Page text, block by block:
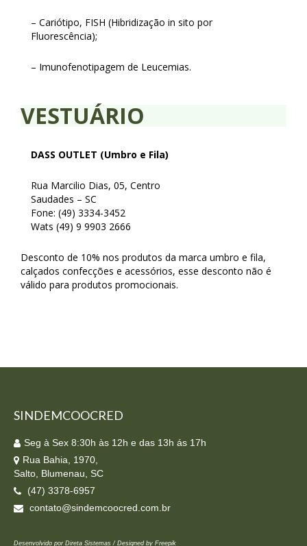
– Cariótipo, FISH (Hibridização in sito por
Fluorescência);
– Imunofenotipagem de Leucemias.
VESTUÁRIO
DASS OUTLET (Umbro e Fila)
Rua Marcilio Dias, 05, Centro
Saudades – SC
Fone: (49) 3334-3452
Wats (49) 9 9903 2666
Desconto de 10% nos produtos da marca umbro e fila,
calçados confecções e acessórios, esse desconto não é
válido para produtos promocionais.
SINDEMCOOCRED
Seg à Sex 8:30h às 12h e das 13h ás 17h
Rua Bahia, 1970,
Salto, Blumenau, SC
(47) 3378-6957
contato@sindemcoocred.com.br
Desenvolvido por Direta Sistemas / Designed by Freepik